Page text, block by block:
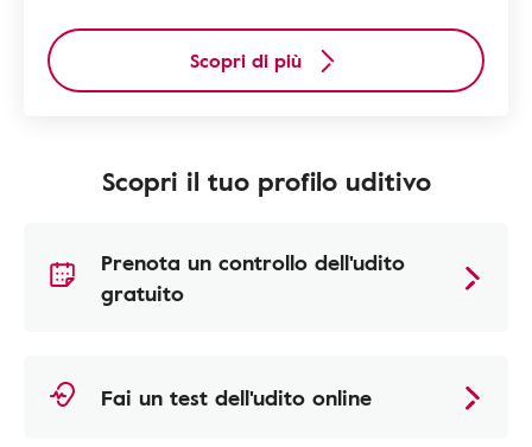
Scopri di più
Scopri il tuo profilo uditivo
Prenota un controllo dell'udito
gratuito
Fai un test dell'udito online